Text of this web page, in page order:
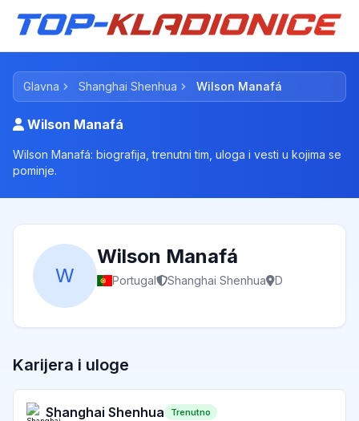
Glavna Shanghai Shenhua Wilson Manafá
Wilson Manafá
Wilson Manafá: biografija, trenutni tim, uloga i vesti u kojima se
pominje.
W
Wilson Manafá
Portugal Shanghai Shenhua D
Karijera i uloge
Shanghai Shenhua Trenutno